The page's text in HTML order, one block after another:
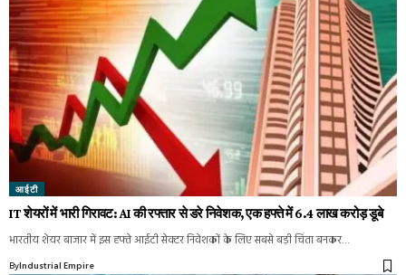
आईटी
IT शेयरों में भारी गिरावट: AI की रफ्तार से डरे निवेशक, एक हफ्ते में 6.4 लाख करोड़ डूबे
भारतीय शेयर बाजार में इस हफ्ते आईटी सेक्टर निवेशकों के लिए सबसे बड़ी चिंता बनकर…
ByIndustrial Empire